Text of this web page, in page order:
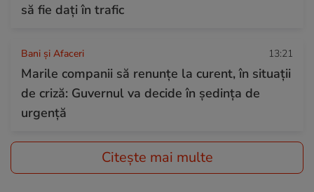
să fie dați în trafic
Bani și Afaceri 13:21
Marile companii să renunțe la curent, în situații
de criză: Guvernul va decide în ședința de
urgență
Citește mai multe